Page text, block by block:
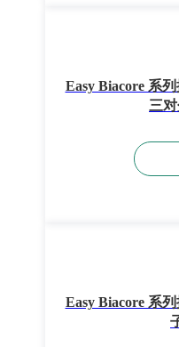
Easy Biacore 系
三
Easy Biacore 系